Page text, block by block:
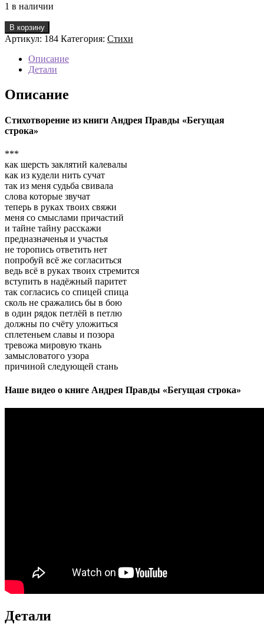
1 в наличии
Количество
товара
Андрей
Правда
«Бегущая
В корзину
Артикул: 184 Категория: Стихи
Описание
Детали
Описание
Стихотворение из книги Андрея Правды «Бегущая
строка»
***
как шерсть заклятий калевалы
как из кудели нить сучат
так из меня судьба свивала
слова которые звучат
теперь в руках твоих свяжи
меня со смыслами причастий
и тайне тайну расскажи
предназначенья и участья
не торопись ответить нет
попробуй всё же согласиться
ведь всё в руках твоих стремится
вступить в надёжный паритет
так согласись со спицей спица
сколь не сражались бы в бою
в один рядок петлёй в петлю
должны по счёту уложиться
сплетеньем славы и позора
тревожа мировую ткань
замысловатого узора
причиной следующей стань
Наше видео о книге Андрея Правды «Бегущая строка»
Детали